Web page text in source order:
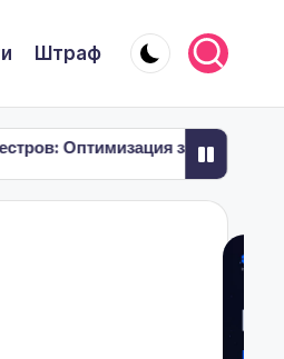
Штраф
задержек в
задержек в